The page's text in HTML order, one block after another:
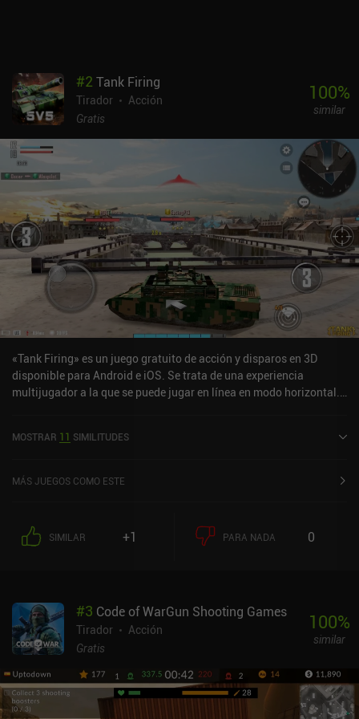
son bastante generosas. En general, el juego ofrece una
experiencia muy familiar para los fans de la serie, pero para los
nuevos jugadores, sus sistemas y su dificultad pueden resultar
demasiado frustrantes.
#2 Tank Firing
Tirador
Acción
Gratis
100%
similar
«Tank Firing» es un juego gratuito de acción y disparos en 3D
disponible para Android e iOS. Se trata de una experiencia
multijugador a la que se puede jugar en línea en modo horizontal.
la App Store de iOS.
MOSTRAR 11 SIMILITUDES
MÁS JUEGOS COMO ESTE
SIMILAR +1 PARA NADA 0
#3 Code of WarGun Shooting Games
Tirador
Acción
Gratis
100%
similar